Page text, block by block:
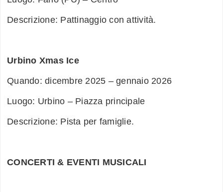
Descrizione: Pattinaggio con attività.
Urbino Xmas Ice
Quando: dicembre 2025 – gennaio 2026
Luogo: Urbino – Piazza principale
Descrizione: Pista per famiglie.
CONCERTI & EVENTI MUSICALI